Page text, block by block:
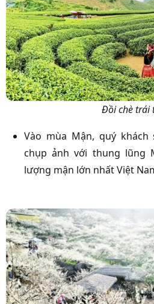
Đồi chè trái
Vào mùa Mận, quý
chụp ảnh với thung lũng
lượng mận lớn nhất Việt